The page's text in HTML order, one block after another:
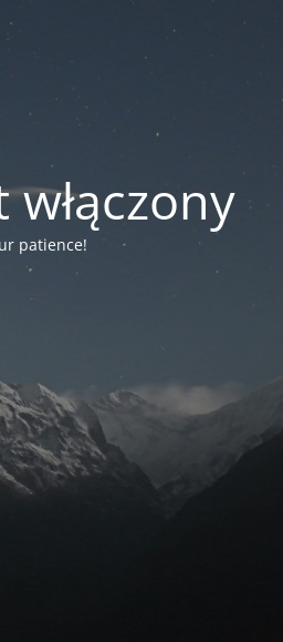
patience!